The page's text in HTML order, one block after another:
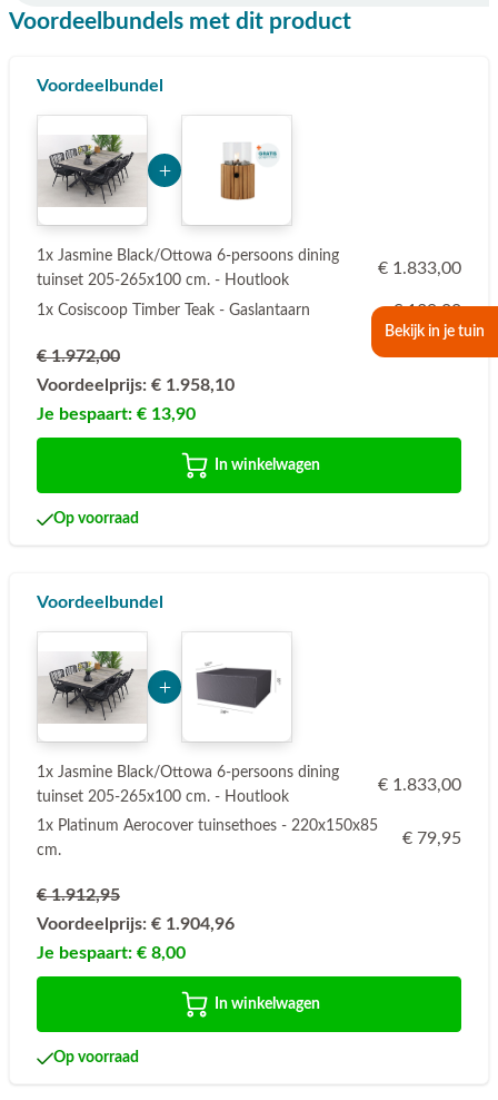
Bekijk in je tuin
Voordeelbundels met dit product
Voordeelbundel
1x Jasmine Black/Ottowa 6-persoons dining
tuinset 205-265x100 cm. - Houtlook
€ 1.833,00
1x Cosiscoop Timber Teak - Gaslantaarn € 139,00
€ 1.972,00
Voordeelprijs: € 1.958,10
Je bespaart: € 13,90
In winkelwagen
Op voorraad
Voordeelbundel
1x Jasmine Black/Ottowa 6-persoons dining
tuinset 205-265x100 cm. - Houtlook
€ 1.833,00
1x Platinum Aerocover tuinsethoes - 220x150x85
cm.
€ 79,95
€ 1.912,95
Voordeelprijs: € 1.904,96
Je bespaart: € 8,00
In winkelwagen
Op voorraad